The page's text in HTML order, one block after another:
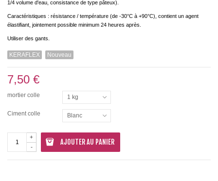
1/4 volume d'eau, consistance de type pâteux).
Caractéristiques : résistance / température (de -30°C à +90°C), contient un agent
élastifiant, jointement possible minimum 24 heures après.
Utiliser des gants.
KERAFLEX Nouveau
7,50 €
mortier colle 1 kg
Ciment colle Blanc
-
+
AJOUTER AU PANIER